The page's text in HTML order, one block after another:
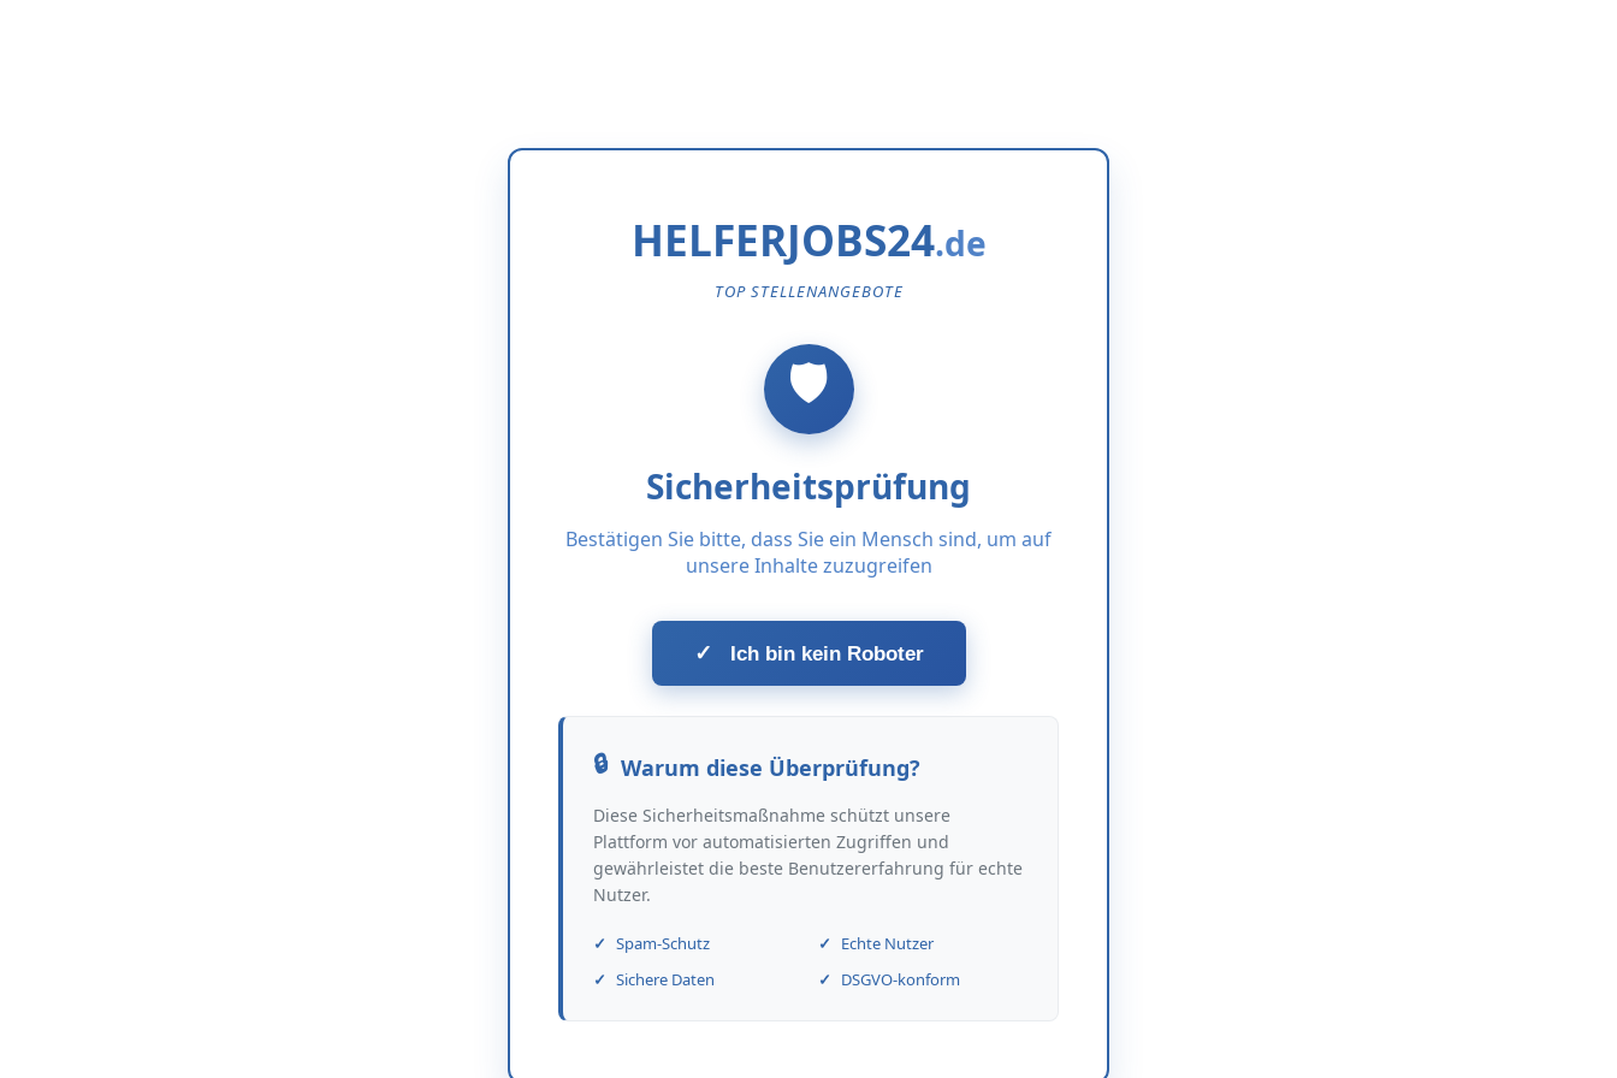
HELFERJOBS24
TOP STELLENANGEBOTE
Sicherheitsprüfung
Bestätigen Sie bitte, dass Sie ein Mensch sind, um auf
unsere Inhalte zuzugreifen
✓ Ich bin kein Roboter
Warum diese Überprüfung?
Diese Sicherheitsmaßnahme schützt unsere
Plattform vor automatisierten Zugriffen und
gewährleistet die beste Benutzererfahrung für echte
Nutzer.
Spam-Schutz
Echte Nutzer
Sichere Daten
DSGVO-konform